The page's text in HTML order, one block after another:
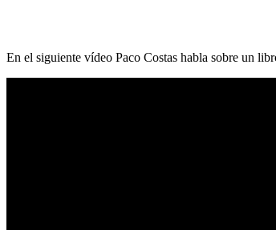
En el siguiente vídeo Paco Costas habla sobre un